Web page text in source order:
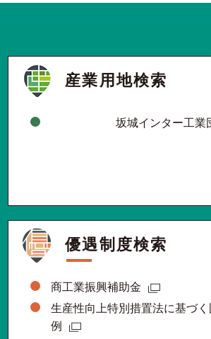
産業用地検索
坂城インター工業
優遇制度検索
商工業振興補助金
生産性向上特別措置法に基づ
例